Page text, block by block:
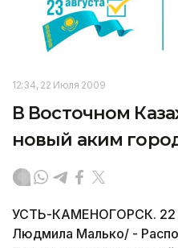
12:34, 22 Июля 2009
В Восточном
новый аким
УСТЬ-КАМЕНОГОРСК.
Людмила Малько/ -